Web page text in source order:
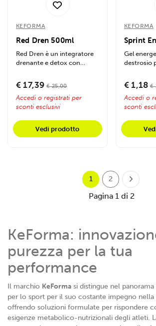
KEFORMA
Red Dren 500ml
Red Dren è un integratore
drenante e detox con
€ 17,39 € 25,00
Accedi o registrati per
sconti esclusivi
Vedi prodotto
KEFORMA
Sprint
Gel
destrosio
per sprint...
€ 1,18 €
Accedi o
sconti
1 2
Pagina 1 di 2
KeForma:
purezza per la tua
performance
Il marchio KeForma si distingue nel
per lo sport per il suo costante impegno
offrendo soluzioni formulate per rispondere
esigenze metabolico-nutrizionali degli atleti.